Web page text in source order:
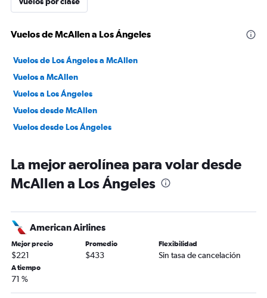
Vuelos de McAllen a Los Ángeles
Vuelos de Los Ángeles a McAllen
Vuelos a McAllen
Vuelos a Los Ángeles
Vuelos desde McAllen
Vuelos desde Los Ángeles
La mejor aerolínea para volar desde
McAllen a Los Ángeles
American Airlines
Mejor precio
$221
Promedio
$433
Flexibilidad
Sin tasa de cancelación
A tiempo
71 %